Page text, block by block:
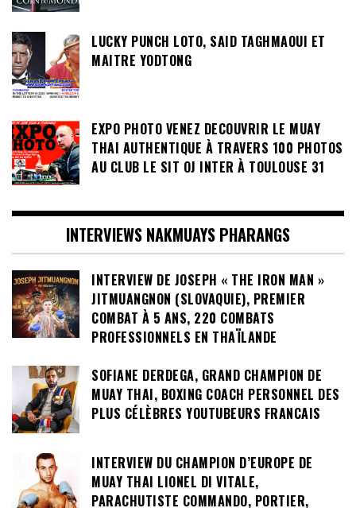
LUCKY PUNCH LOTO, SAID TAGHMAOUI ET
MAITRE YODTONG
EXPO PHOTO VENEZ DECOUVRIR LE MUAY
THAI AUTHENTIQUE À TRAVERS 100 PHOTOS
AU CLUB LE SIT OJ INTER À TOULOUSE 31
INTERVIEWS NAKMUAYS PHARANGS
INTERVIEW DE JOSEPH « THE IRON MAN »
JITMUANGNON (SLOVAQUIE), PREMIER
COMBAT À 5 ANS, 220 COMBATS
PROFESSIONNELS EN THAÏLANDE
SOFIANE DERDEGA, GRAND CHAMPION DE
MUAY THAI, BOXING COACH PERSONNEL DES
PLUS CÉLÈBRES YOUTUBEURS FRANCAIS
INTERVIEW DU CHAMPION D’EUROPE DE
MUAY THAI LIONEL DI VITALE,
PARACHUTISTE COMMANDO, PORTIER,